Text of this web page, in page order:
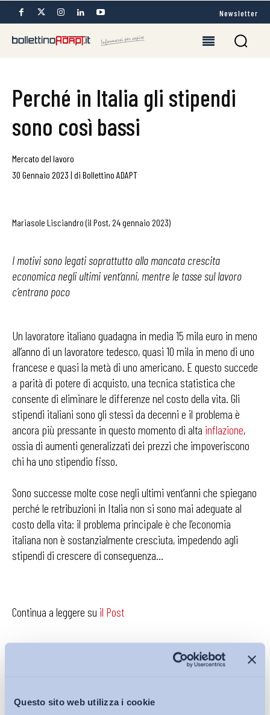
Questo sito web utilizza i cookie
Newsletter
Perché in Italia gli stipendi
sono così bassi
Mercato del lavoro
30 Gennaio 2023 | di Bollettino ADAPT
Mariasole Lisciandro (il Post, 24 gennaio 2023)
I motivi sono legati soprattutto alla mancata crescita
economica negli ultimi vent’anni, mentre le tasse sul lavoro
c’entrano poco
Un lavoratore italiano guadagna in media 15 mila euro in meno
all’anno di un lavoratore tedesco, quasi 10 mila in meno di uno
francese e quasi la metà di uno americano. E questo succede
a parità di potere di acquisto, una tecnica statistica che
consente di eliminare le differenze nel costo della vita. Gli
stipendi italiani sono gli stessi da decenni e il problema è
ancora più pressante in questo momento di alta inflazione,
ossia di aumenti generalizzati dei prezzi che impoveriscono
chi ha uno stipendio fisso.
Sono successe molte cose negli ultimi vent’anni che spiegano
perché le retribuzioni in Italia non si sono mai adeguate al
costo della vita: il problema principale è che l’economia
italiana non è sostanzialmente cresciuta, impedendo agli
stipendi di crescere di conseguenza…
Continua a leggere su il Post